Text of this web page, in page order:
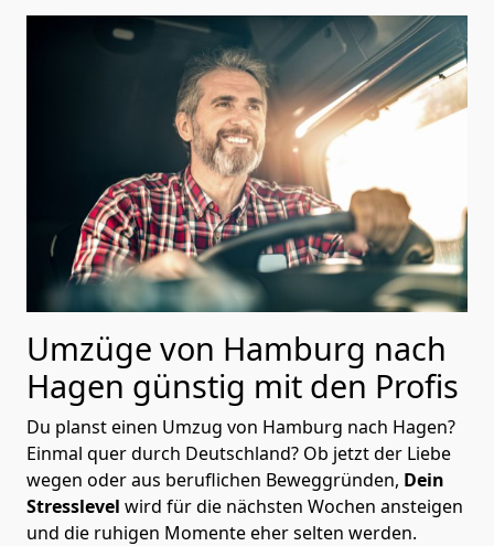
Umzüge von Hamburg nach
Hagen günstig mit den Profis
Du planst einen Umzug von Hamburg nach Hagen?
Einmal quer durch Deutschland? Ob jetzt der Liebe
wegen oder aus beruflichen Beweggründen, Dein
Stresslevel wird für die nächsten Wochen ansteigen
und die ruhigen Momente eher selten werden.